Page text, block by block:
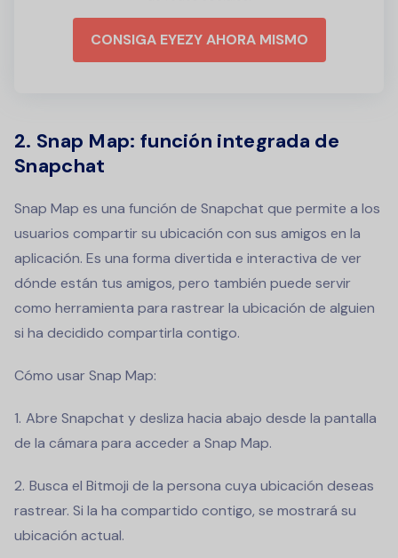
CONSIGA EYEZY AHORA MISMO
2. Snap Map: función integrada de
Snapchat
Snap Map es una función de Snapchat que permite a los
usuarios compartir su ubicación con sus amigos en la
aplicación. Es una forma divertida e interactiva de ver
dónde están tus amigos, pero también puede servir
como herramienta para rastrear la ubicación de alguien
si ha decidido compartirla contigo.
Cómo usar Snap Map:
Abre Snapchat y desliza hacia abajo desde la pantalla
de la cámara para acceder a Snap Map.
Busca el Bitmoji de la persona cuya ubicación deseas
rastrear. Si la ha compartido contigo, se mostrará su
ubicación actual.